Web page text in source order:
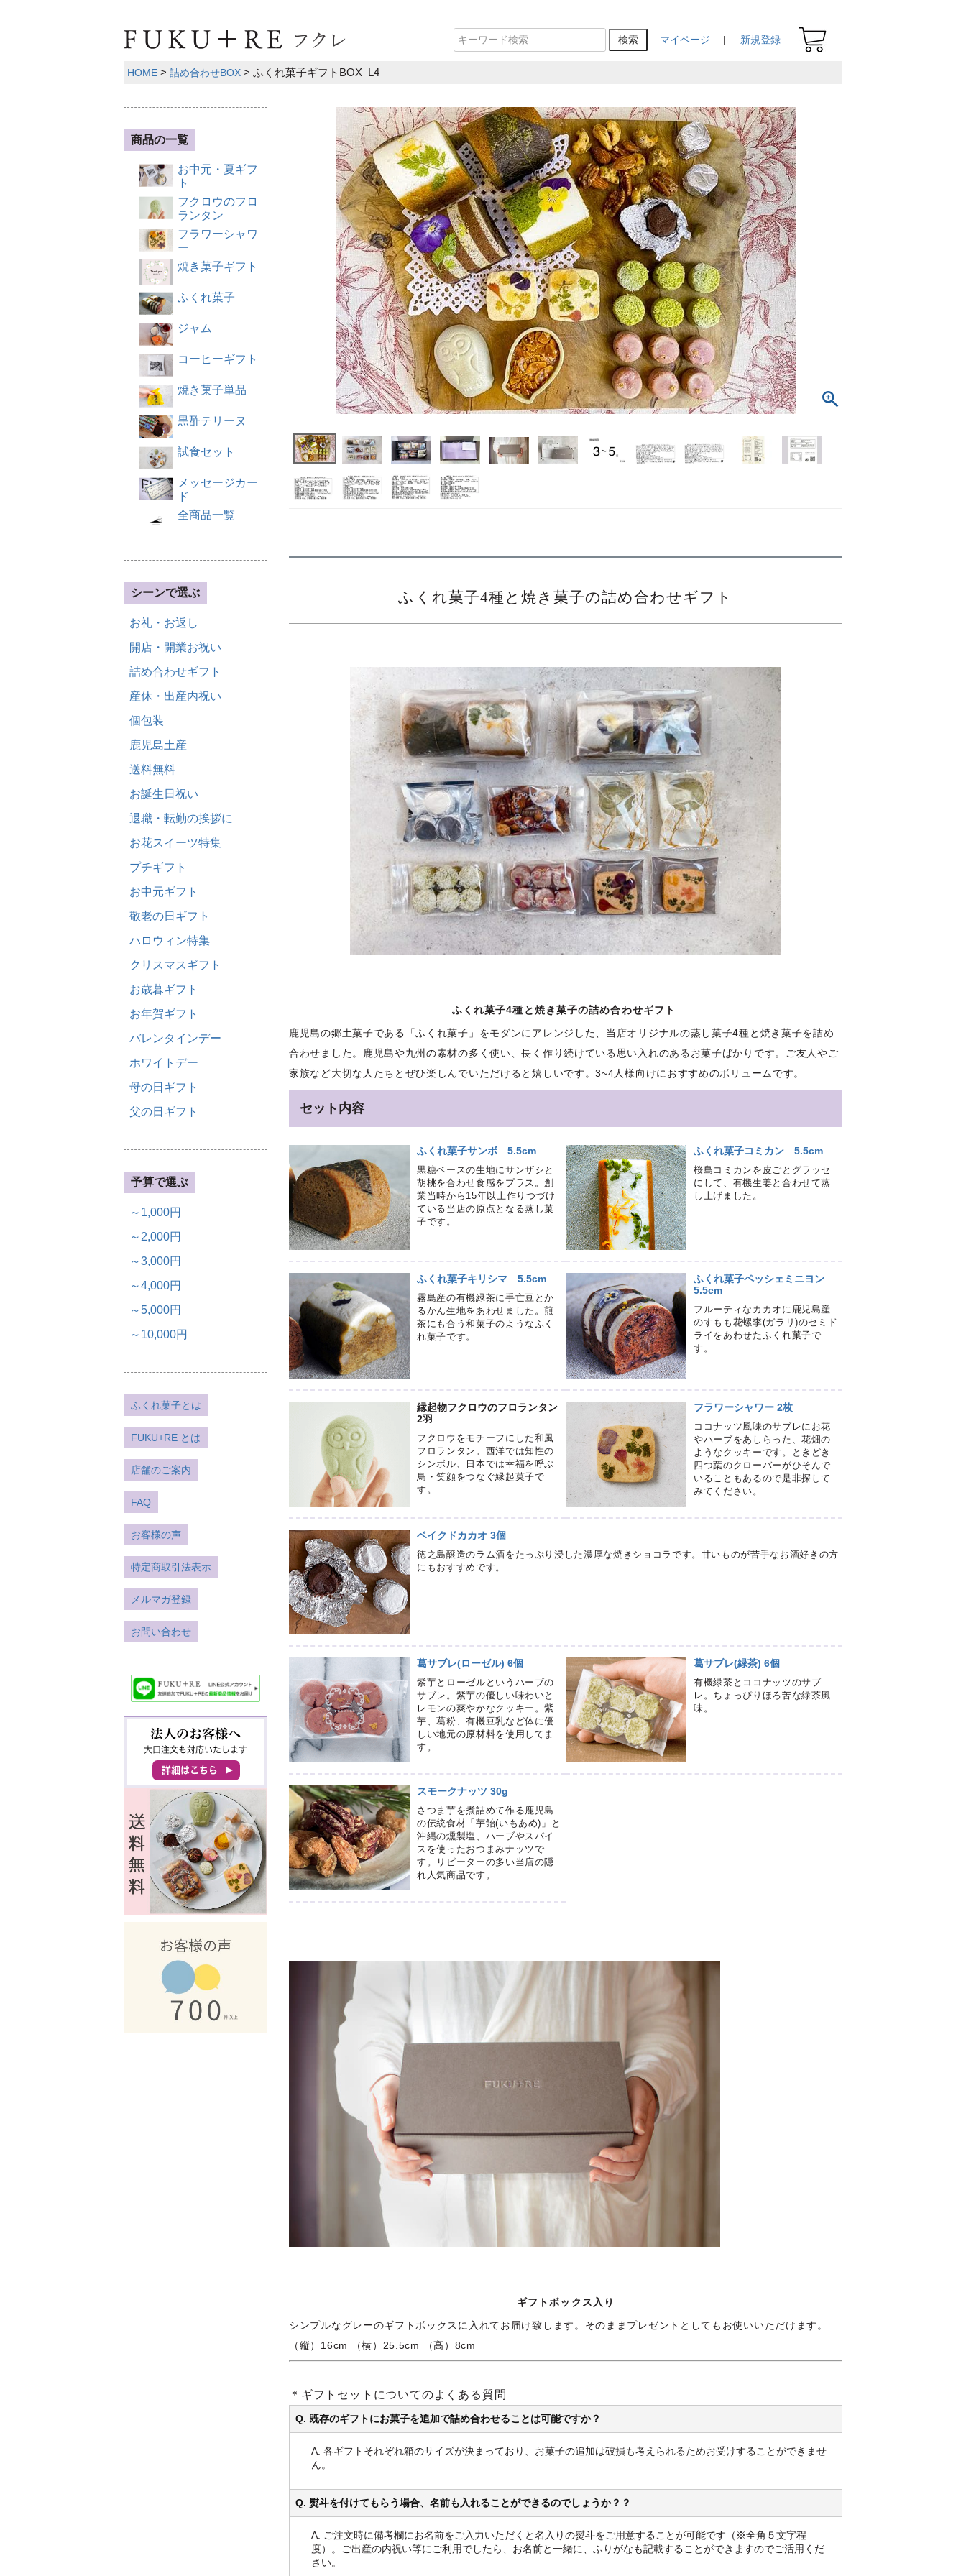
マイページ 新規登録
HOME 詰め合わせBOX ふくれ菓子ギフトBOX_L4
商品の一覧
お中元・夏ギフ
ト
フクロウのフロ
ランタン
フラワーシャワ
ー
焼き菓子ギフト
ふくれ菓子
ジャム
コーヒーギフト
焼き菓子単品
黒酢テリーヌ
試食セット
メッセージカー
ド
全商品一覧
シーンで選ぶ
お礼・お返し
開店・開業お祝い
詰め合わせギフト
産休・出産内祝い
個包装
鹿児島土産
送料無料
お誕生日祝い
退職・転勤の挨拶に
お花スイーツ特集
プチギフト
お中元ギフト
敬老の日ギフト
ハロウィン特集
クリスマスギフト
お歳暮ギフト
お年賀ギフト
バレンタインデー
ホワイトデー
母の日ギフト
父の日ギフト
予算で選ぶ
～1,000円
～2,000円
～3,000円
～4,000円
～5,000円
～10,000円
ふくれ菓子とは
FUKU+RE とは
店舗のご案内
FAQ
お客様の声
特定商取引法表示
メルマガ登録
お問い合わせ
ふくれ菓子4種と焼き菓子の詰め合わせギフト
ふくれ菓子4種と焼き菓子の詰め合わせギフト
鹿児島の郷土菓子である「ふくれ菓子」をモダンにアレンジした、当店オリジナルの蒸し菓子4種と焼き菓子を詰め
合わせました。鹿児島や九州の素材の多く使い、長く作り続けている思い入れのあるお菓子ばかりです。ご友人やご
家族など大切な人たちとぜひ楽しんでいただけると嬉しいです。3~4人様向けにおすすめのボリュームです。
セット内容
ふくれ菓子サンボ 5.5cm
黒糖ベースの生地にサンザシと
胡桃を合わせ食感をプラス。創
業当時から15年以上作りつづけ
ている当店の原点となる蒸し菓
子です。
ふくれ菓子コミカン 5.5cm
桜島コミカンを皮ごとグラッセ
にして、有機生姜と合わせて蒸
し上げました。
ふくれ菓子キリシマ 5.5cm
霧島産の有機緑茶に手亡豆とか
るかん生地をあわせました。煎
茶にも合う和菓子のようなふく
れ菓子です。
ふくれ菓子ペッシェミニヨン
5.5cm
フルーティなカカオに鹿児島産
のすもも花螺李(ガラリ)のセミド
ライをあわせたふくれ菓子で
す。
縁起物フクロウのフロランタン
2羽
フクロウをモチーフにした和風
フロランタン。西洋では知性の
シンボル、日本では幸福を呼ぶ
鳥・笑顔をつなぐ縁起菓子で
す。
フラワーシャワー 2枚
ココナッツ風味のサブレにお花
やハーブをあしらった、花畑の
ようなクッキーです。ときどき
四つ葉のクローバーがひそんで
いることもあるので是非探して
みてください。
ベイクドカカオ 3個
徳之島醸造のラム酒をたっぷり浸した濃厚な焼きショコラです。甘いものが苦手なお酒好きの方
にもおすすめです。
葛サブレ(ローゼル) 6個
紫芋とローゼルというハーブの
サブレ。紫芋の優しい味わいと
レモンの爽やかなクッキー。紫
芋、葛粉、有機豆乳など体に優
しい地元の原材料を使用してま
す。
葛サブレ(緑茶) 6個
有機緑茶とココナッツのサブ
レ。ちょっぴりほろ苦な緑茶風
味。
スモークナッツ 30g
さつま芋を煮詰めて作る鹿児島
の伝統食材「芋飴(いもあめ)」と
沖縄の燻製塩、ハーブやスパイ
スを使ったおつまみナッツで
す。リピーターの多い当店の隠
れ人気商品です。
ギフトボックス入り
シンプルなグレーのギフトボックスに入れてお届け致します。そのままプレゼントとしてもお使いいただけます。
（縦）16cm （横）25.5cm （高）8cm
＊ギフトセットについてのよくある質問
Q. 既存のギフトにお菓子を追加で詰め合わせることは可能ですか？
A. 各ギフトそれぞれ箱のサイズが決まっており、お菓子の追加は破損も考えられるためお受けすることができませ
ん。
Q. 熨斗を付けてもらう場合、名前も入れることができるのでしょうか？？
A. ご注文時に備考欄にお名前をご入力いただくと名入りの熨斗をご用意することが可能です（※全角５文字程
度）。ご出産の内祝い等にご利用でしたら、お名前と一緒に、ふりがなも記載することができますのでご活用くだ
さい。